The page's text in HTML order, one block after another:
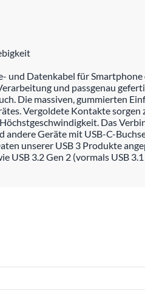
und Datenkabel für
und passgenau
Die massiven, gummierten
Vergoldete Kontakte
Das
andere Geräte mit USB-C-
unserer USB 3 Produkte
USB 3.2 Gen 2 (vormals USB